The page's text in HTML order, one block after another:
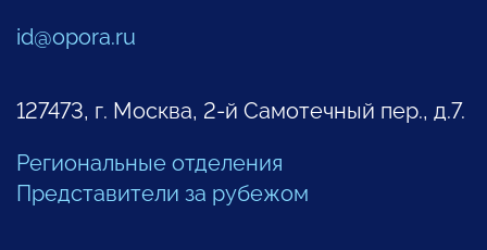
id@opora.ru
127473, г. Москва, 2-й Самотечный пер., д.7.
Региональные отделения
Представители за рубежом